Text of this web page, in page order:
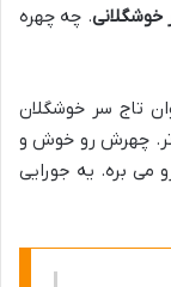
خوشگلانی. چه چهره
تاج سر خوشگلان
چهرش رو خوش و
بره. یه جورایی